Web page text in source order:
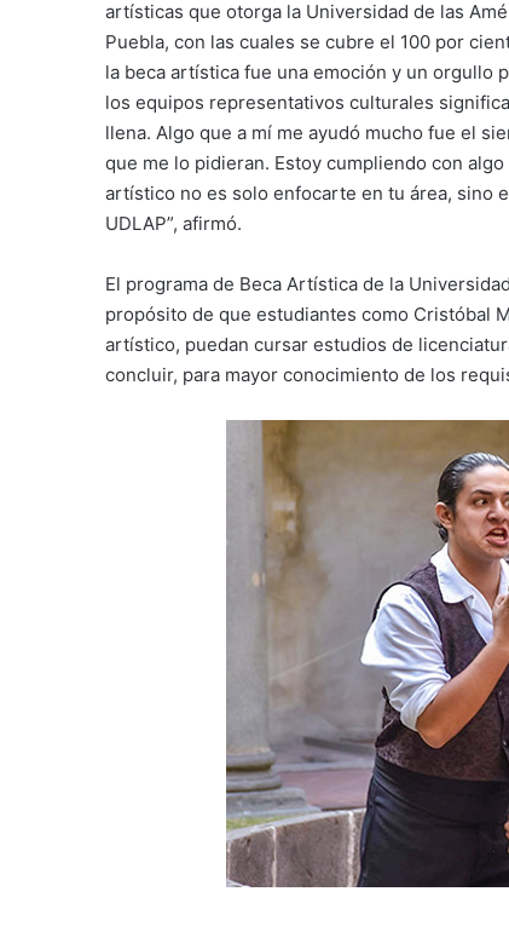
artísticas que otorga la Universidad de las
Puebla, con las cuales se cubre el 100 por
la beca artística fue una emoción y un orgullo
los equipos representativos culturales
llena. Algo que a mí me ayudó mucho fue el
que me lo pidieran. Estoy cumpliendo con
artístico no es solo enfocarte en tu área, sino
UDLAP”, afirmó.
El programa de Beca Artística de la
propósito de que estudiantes como Cristóbal
artístico, puedan cursar estudios de
concluir, para mayor conocimiento de los